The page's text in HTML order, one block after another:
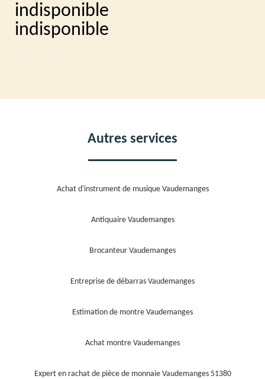
indisponible
indisponible
Autres services
Achat d'instrument de musique Vaudemanges
Antiquaire Vaudemanges
Brocanteur Vaudemanges
Entreprise de débarras Vaudemanges
Estimation de montre Vaudemanges
Achat montre Vaudemanges
Expert en rachat de pièce de monnaie Vaudemanges 51380